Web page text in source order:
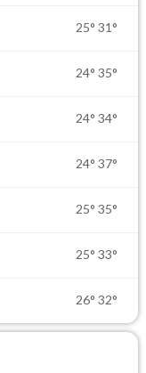
25° 31°
24° 35°
24° 34°
24° 37°
25° 35°
25° 33°
26° 32°